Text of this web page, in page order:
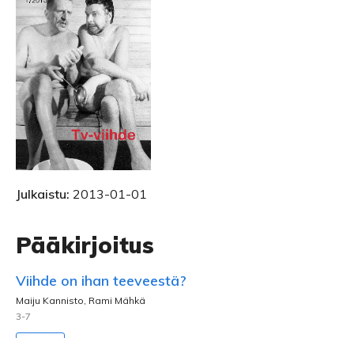
Julkaistu: 2013-01-01
Pääkirjoitus
Viihde on ihan teeveestä?
Maiju Kannisto, Rami Mähkä
3-7